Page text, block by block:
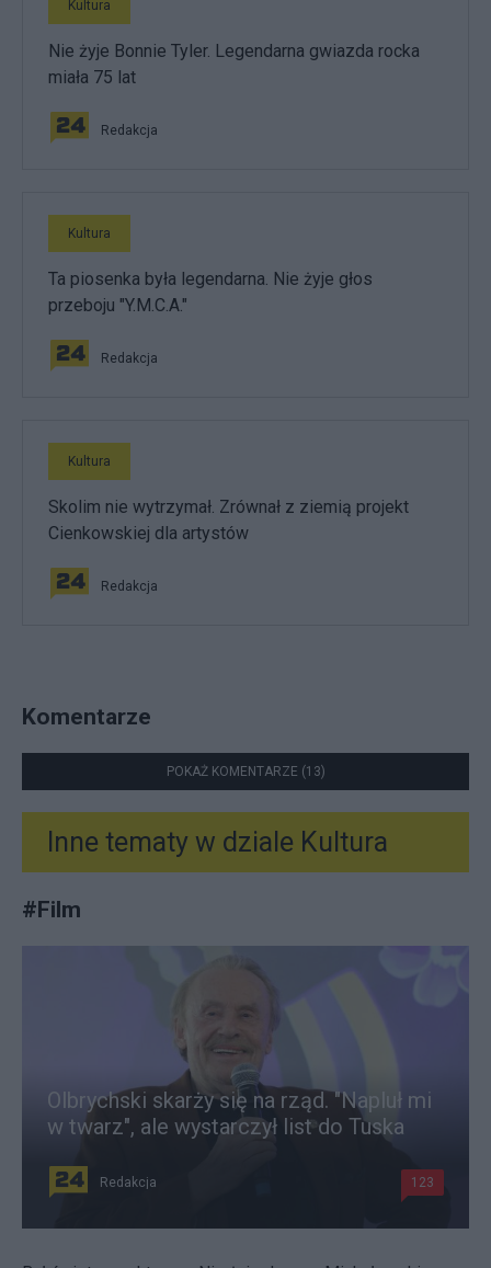
Kultura
Nie żyje Bonnie Tyler. Legendarna gwiazda rocka
miała 75 lat
Redakcja
Kultura
Ta piosenka była legendarna. Nie żyje głos
przeboju "Y.M.C.A."
Redakcja
Kultura
Skolim nie wytrzymał. Zrównał z ziemią projekt
Cienkowskiej dla artystów
Redakcja
Komentarze
POKAŻ KOMENTARZE (13)
Inne tematy w dziale Kultura
#Film
Olbrychski skarży się na rząd. "Napluł mi
w twarz", ale wystarczył list do Tuska
Redakcja 123